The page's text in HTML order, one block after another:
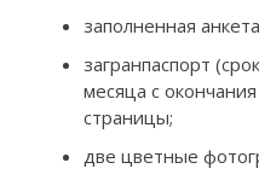
заполненная
загранпаспорт
месяца с
страницы;
две цветные